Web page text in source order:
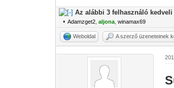
Az alábbi 3 felhasználó kedveli
•Adamzget2 ,aljona ,winamax69
Weboldal A szerző üzeneteinek